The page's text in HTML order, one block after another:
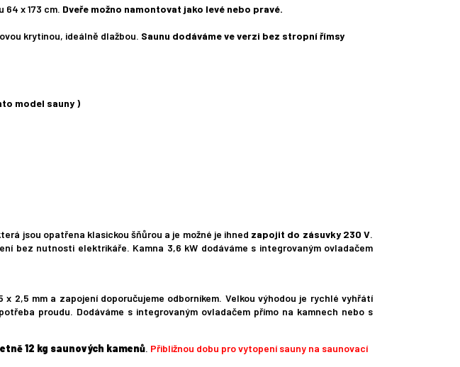
64 x 173 cm. Dveře možno namontovat jako levé nebo pravé.
krytinou, ideálně dlažbou. Saunu dodáváme ve verzi bez stropní římsy
model sauny )
jsou opatřena klasickou šňůrou a je možné je ihned zapojit do zásuvky 230 V.
bez nutnosti elektrikáře. Kamna 3,6 kW dodáváme s integrovaným ovladačem
x 2,5 mm a zapojení doporučujeme odborníkem. Velkou výhodou je rychlé vyhřátí
proudu. Dodáváme s integrovaným ovladačem přímo na kamnech nebo s
12 kg saunových kamenů. Přibližnou dobu pro vytopení sauny na saunovací